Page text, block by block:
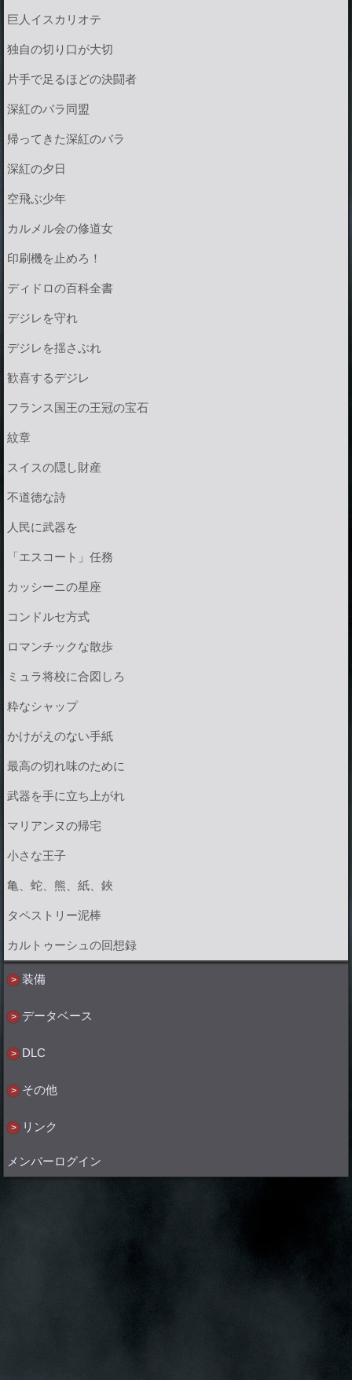
巨人イスカリオテ
独自の切り口が大切
片手で足るほどの決闘者
深紅のバラ同盟
帰ってきた深紅のバラ
深紅の夕日
空飛ぶ少年
カルメル会の修道女
印刷機を止めろ！
ディドロの百科全書
デジレを守れ
デジレを揺さぶれ
歓喜するデジレ
フランス国王の王冠の宝石
紋章
スイスの隠し財産
不道徳な詩
人民に武器を
「エスコート」任務
カッシーニの星座
コンドルセ方式
ロマンチックな散歩
ミュラ将校に合図しろ
粋なシャップ
かけがえのない手紙
最高の切れ味のために
武器を手に立ち上がれ
マリアンヌの帰宅
小さな王子
亀、蛇、熊、紙、鋏
タペストリー泥棒
カルトゥーシュの回想録
装備
データベース
DLC
その他
リンク
メンバーログイン